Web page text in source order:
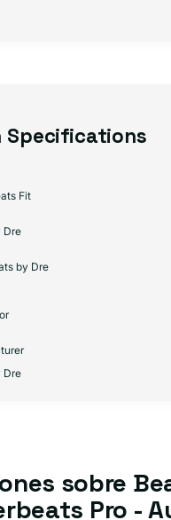
Specifications
Fit
Dre
by Dre
Dre
sobre
Pro -